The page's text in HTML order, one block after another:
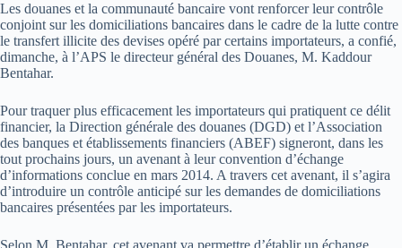
Les douanes et la communauté bancaire vont renforcer leur contrôle
conjoint sur les domiciliations bancaires dans le cadre de la lutte contre
le transfert illicite des devises opéré par certains importateurs, a confié,
dimanche, à l’APS le directeur général des Douanes, M. Kaddour
Bentahar.
Pour traquer plus efficacement les importateurs qui pratiquent ce délit
financier, la Direction générale des douanes (DGD) et l’Association
des banques et établissements financiers (ABEF) signeront, dans les
tout prochains jours, un avenant à leur convention d’échange
d’informations conclue en mars 2014. A travers cet avenant, il s’agira
d’introduire un contrôle anticipé sur les demandes de domiciliations
bancaires présentées par les importateurs.